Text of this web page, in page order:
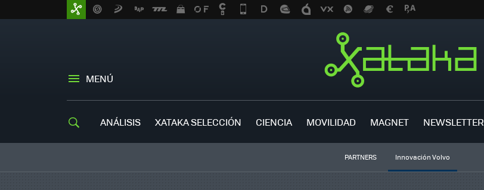
MENÚ
ANÁLISIS XATAKA SELECCIÓN CIENCIA MOVILIDAD MAGNET NEWSLETTER
PARTNERS Innovación Volvo